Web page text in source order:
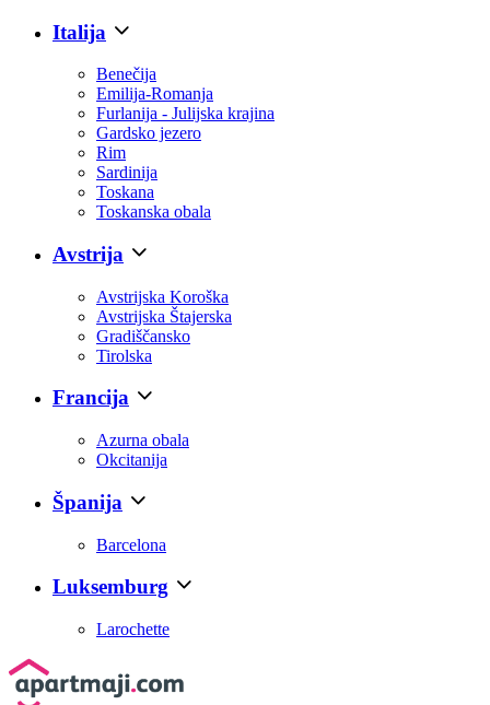
Italija
Benečija
Emilija-Romanja
Furlanija - Julijska krajina
Gardsko jezero
Rim
Sardinija
Toskana
Toskanska obala
Avstrija
Avstrijska Koroška
Avstrijska Štajerska
Gradiščansko
Tirolska
Francija
Azurna obala
Okcitanija
Španija
Barcelona
Luksemburg
Larochette